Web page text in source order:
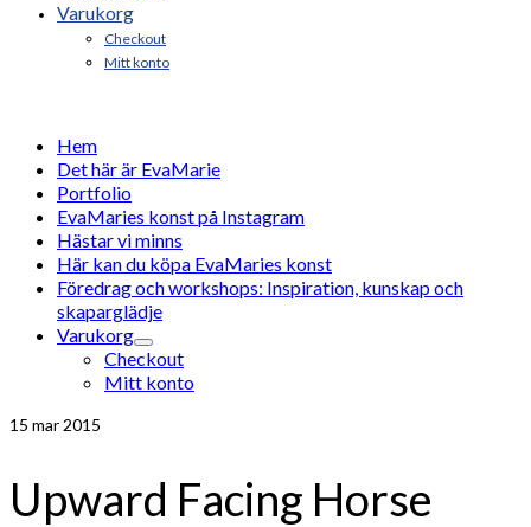
Varukorg
Checkout
Mitt konto
Hem
Det här är EvaMarie
Portfolio
EvaMaries konst på Instagram
Hästar vi minns
Här kan du köpa EvaMaries konst
Föredrag och workshops: Inspiration, kunskap och
skaparglädje
Varukorg
Checkout
Mitt konto
15 mar 2015
Upward Facing Horse